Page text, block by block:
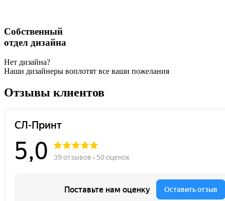
Собственный
отдел дизайна
Нет дизайна?
Наши дизайнеры воплотят все ваши пожелания
Отзывы клиентов